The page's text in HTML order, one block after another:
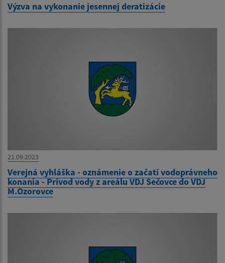
Výzva na vykonanie jesennej deratizácie
21.09.2023
Verejná vyhláška - oznámenie o začatí vodoprávneho
konania - Prívod vody z areálu VDJ Sečovce do VDJ
M.Ozorovce